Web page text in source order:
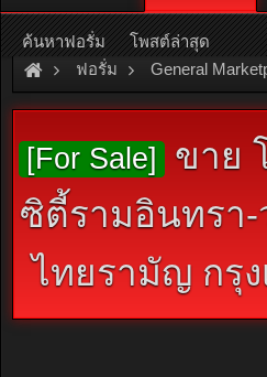
หรืออ่านรายละเอีย
ฟอรั่ม General
สินค้าทั่วไป ไม่มีหมวดหมู่
[For Sale] ขาย
ซิตี้รามอินทรา
ไทยรามัญ กรุ
ค้นหาฟอรั่ม โพสต์ล่าสุด